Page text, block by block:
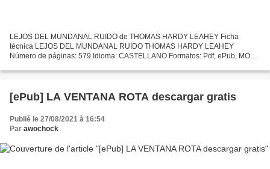
LEJOS DEL MUNDANAL RUIDO de THOMAS HARDY LEAHEY Ficha
técnica LEJOS DEL MUNDANAL RUIDO THOMAS HARDY LEAHEY
Número de páginas: 579 Idioma: CASTELLANO Formatos: Pdf, ePub, MOBI,
2002 Descargar...
[ePub] LA VENTANA ROTA descargar gratis
Publié le 27/08/2021 à 16:54
Par awochock